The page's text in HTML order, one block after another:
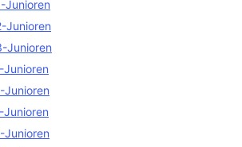
Junioren
Junioren
Junioren
Junioren
Junioren
Junioren
Junioren